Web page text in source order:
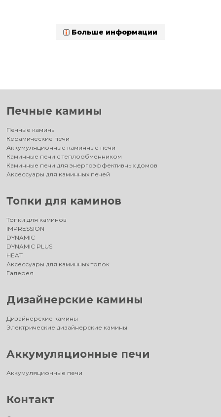
Больше информации
Печные камины
Печные камины
Керамические печи
Аккумуляционные каминные печи
Каминные печи с теплообменником
Каминные печи для энергоэффективных домов
Аксессуары для каминных печей
Топки для каминов
Топки для каминов
IMPRESSION
DYNAMIC
DYNAMIC PLUS
HEAT
Аксессуары для каминных топок
Галерея
Дизайнерские камины
Дизайнерские камины
Электрические дизайнерские камины
Аккумуляционные печи
Аккумуляционные печи
Контакт